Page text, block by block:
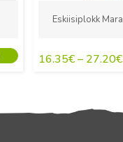
Eskiisiplokk
16.35€– 27.20€